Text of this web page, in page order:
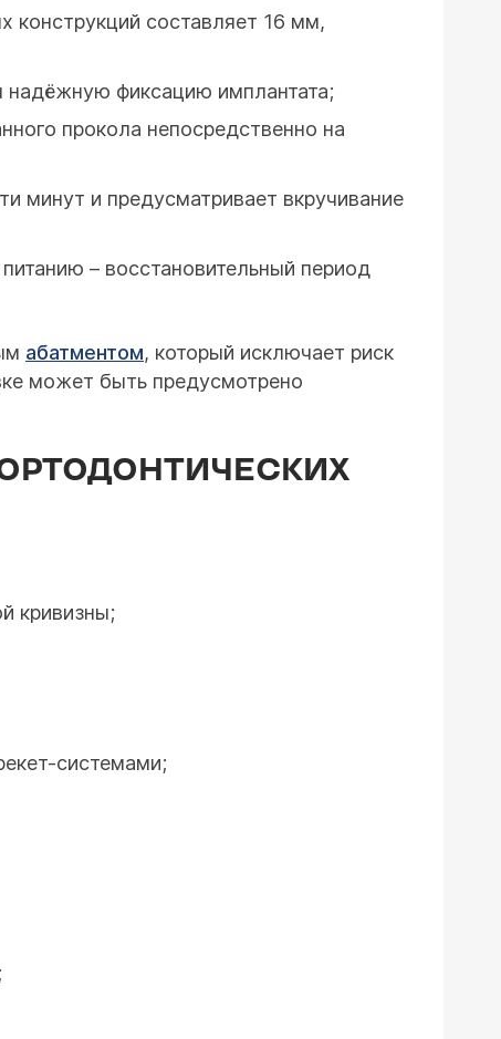
составляет 16 мм,
надёжную фиксацию имплантата;
прокола непосредственно на
минут и предусматривает вкручивание
– восстановительный период
абатментом, который исключает риск
может быть предусмотрено
кривизны;
системами;